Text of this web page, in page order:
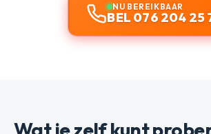
NU BEREIKBAAR
BEL 076 204 25
Wat je zelf kunt